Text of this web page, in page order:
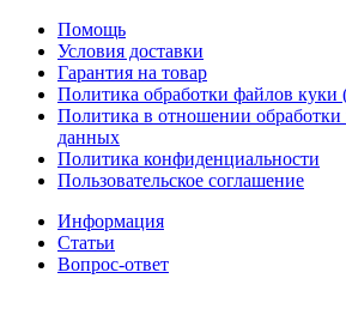
Помощь
Условия доставки
Гарантия на товар
Политика обработки файлов куки
Политика в отношении обработки
данных
Политика конфиденциальности
Пользовательское соглашение
Информация
Статьи
Вопрос-ответ